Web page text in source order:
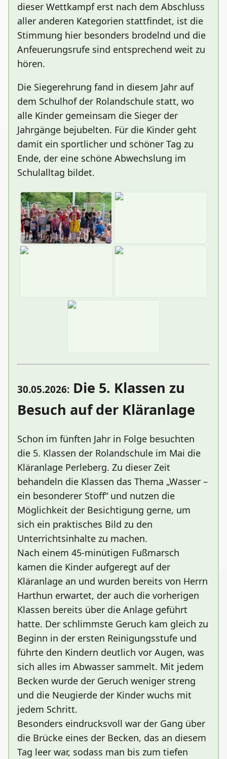
dieser Wettkampf erst nach dem Abschluss
aller anderen Kategorien stattfindet, ist die
Stimmung hier besonders brodelnd und die
Anfeuerungsrufe sind entsprechend weit zu
hören.
Die Siegerehrung fand in diesem Jahr auf
dem Schulhof der Rolandschule statt, wo
alle Kinder gemeinsam die Sieger der
Jahrgänge bejubelten. Für die Kinder geht
damit ein sportlicher und schöner Tag zu
Ende, der eine schöne Abwechslung im
Schulalltag bildet.
30.05.2026: Die 5. Klassen zu
Besuch auf der Kläranlage
Schon im fünften Jahr in Folge besuchten
die 5. Klassen der Rolandschule im Mai die
Kläranlage Perleberg. Zu dieser Zeit
behandeln die Klassen das Thema „Wasser –
ein besonderer Stoff“ und nutzen die
Möglichkeit der Besichtigung gerne, um
sich ein praktisches Bild zu den
Unterrichtsinhalte zu machen.
Nach einem 45-minütigen Fußmarsch
kamen die Kinder aufgeregt auf der
Kläranlage an und wurden bereits von Herrn
Harthun erwartet, der auch die vorherigen
Klassen bereits über die Anlage geführt
hatte. Der schlimmste Geruch kam gleich zu
Beginn in der ersten Reinigungsstufe und
führte den Kindern deutlich vor Augen, was
sich alles im Abwasser sammelt. Mit jedem
Becken wurde der Geruch weniger streng
und die Neugierde der Kinder wuchs mit
jedem Schritt.
Besonders eindrucksvoll war der Gang über
die Brücke eines der Becken, das an diesem
Tag leer war, sodass man bis zum tiefen